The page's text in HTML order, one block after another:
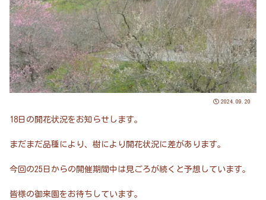
2024.09.20
18日の開花状況をお知らせします。
まだまだ品種により、樹により開花状況に差があります。
今回の25日からの開催期間中は見ごろが続くと予想しています。
皆様の御来園をお待ちしています。